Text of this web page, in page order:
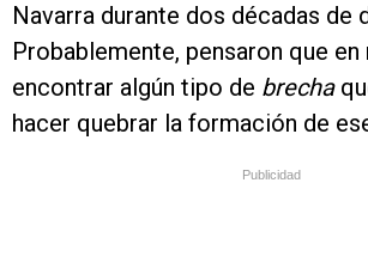
Navarra durante dos décadas de
Probablemente, pensaron que en
encontrar algún tipo de brecha
hacer quebrar la formación de
Publicidad